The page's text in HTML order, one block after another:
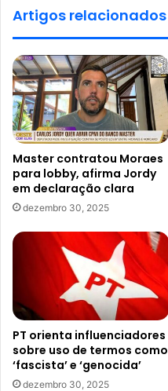
Artigos relacionados
Master contratou Moraes
para lobby, afirma Jordy
em declaração clara
dezembro 30, 2025
PT orienta influenciadores
sobre uso de termos como
‘fascista’ e ‘genocida’
dezembro 30, 2025